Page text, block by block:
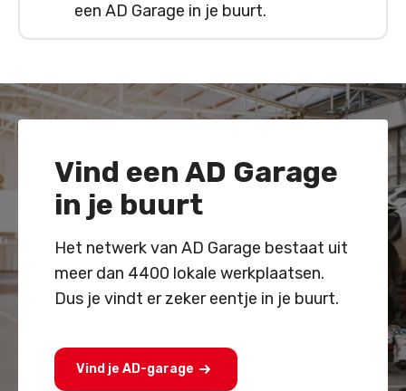
een AD Garage in je buurt.
Vind een AD Garage
in je buurt
Het netwerk van AD Garage bestaat uit
meer dan 4400 lokale werkplaatsen.
Dus je vindt er zeker eentje in je buurt.
Vind je AD-garage